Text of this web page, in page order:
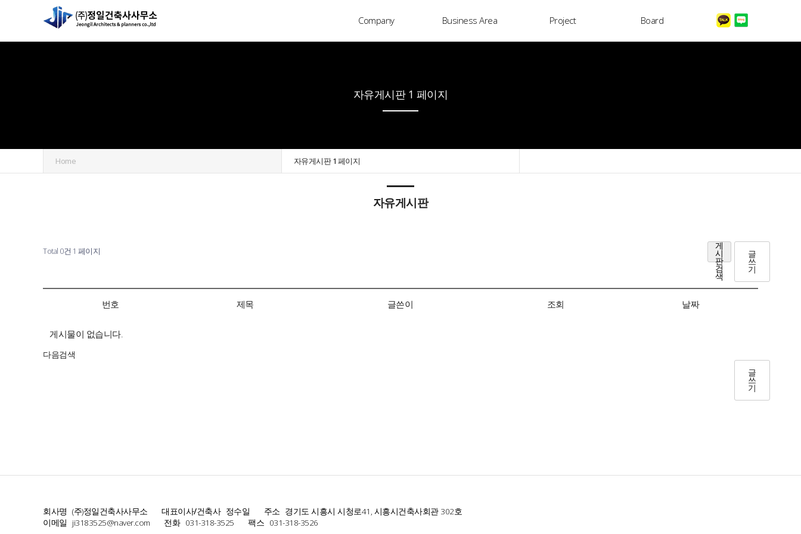
Company Business Area Project Board
자유게시판 1 페이지
Home 자유게시판 1 페이지
자유게시판
Total 0건 1 페이지
게
시
판
검
색
글
쓰
기
번호 제목 글쓴이 조회 날짜
게시물이 없습니다.
다음검색
글
쓰
기
회사명 (주)정일건축사사무소 대표이사/건축사 정수일 주소 경기도 시흥시 시청로41, 시흥시건축사회관 302호
이메일 ji3183525@naver.com 전화 031-318-3525 팩스 031-318-3526